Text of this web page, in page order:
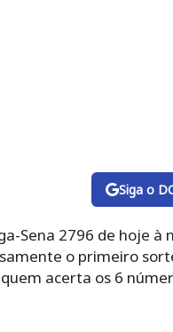
Siga o
Sena 2796 de hoje
o primeiro
acerta os 6